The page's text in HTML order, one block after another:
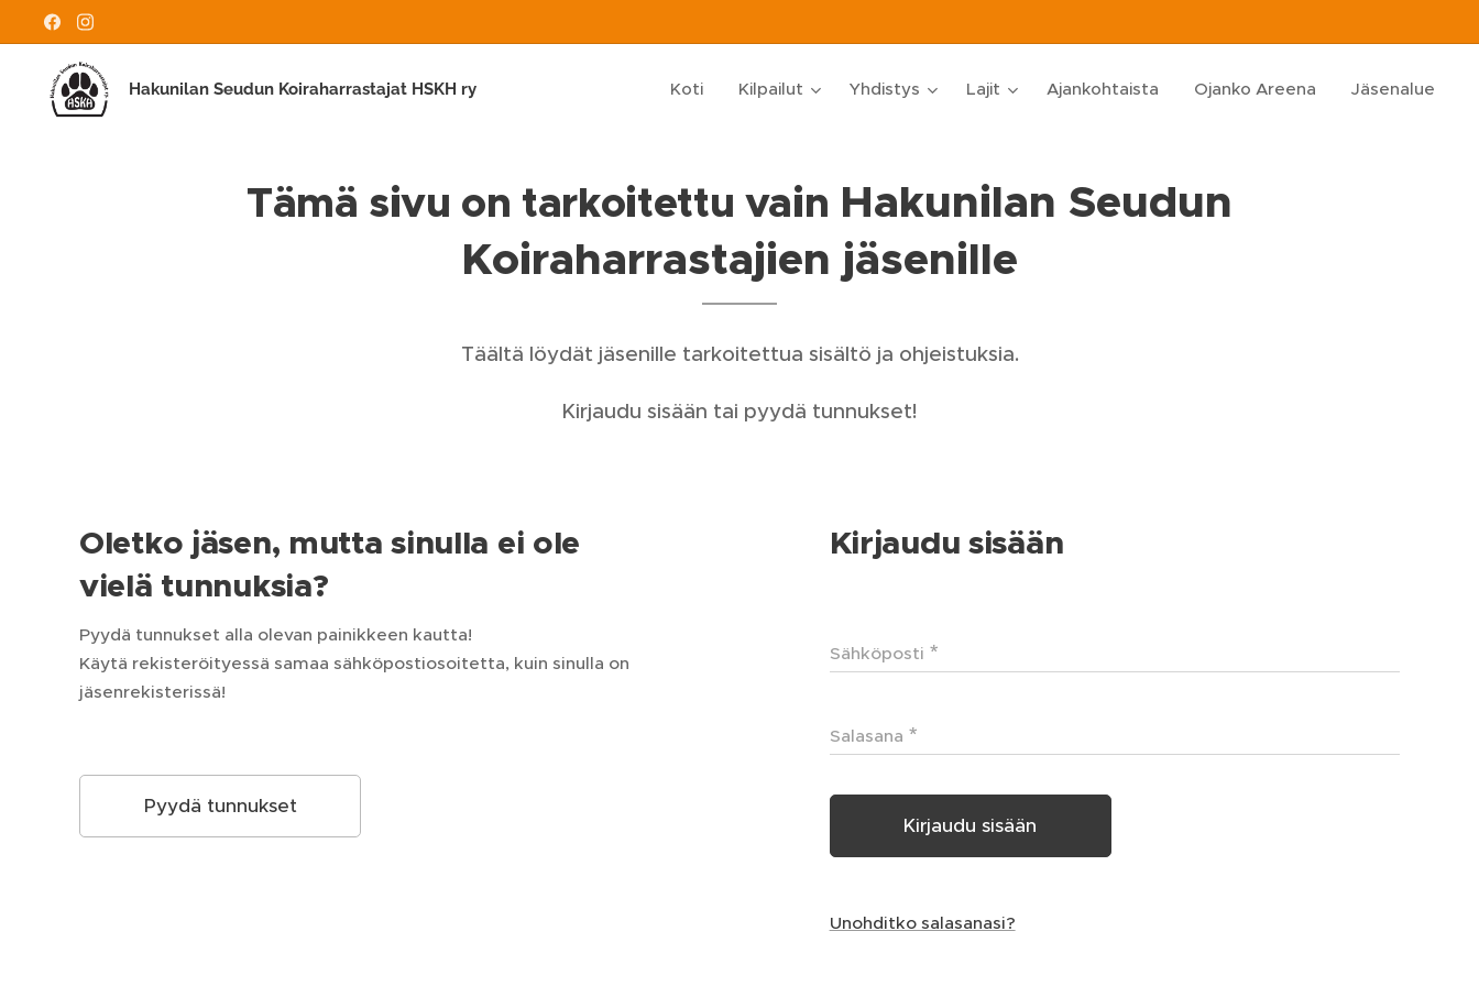
Hakunilan Seudun Koiraharrastajat HSKH ry Koti Kilpailut Yhdistys Lajit Ajankohtaista Ojanko Areena Jäsenalue
Tämä sivu on tarkoitettu vain Hakunilan Seudun
Koiraharrastajien jäsenille
Täältä löydät jäsenille tarkoitettua sisältö ja ohjeistuksia.
Kirjaudu sisään tai pyydä tunnukset!
Oletko jäsen, mutta sinulla ei ole
vielä tunnuksia?
Pyydä tunnukset alla olevan painikkeen kautta!
Käytä rekisteröityessä samaa sähköpostiosoitetta, kuin sinulla on
jäsenrekisterissä!
Pyydä tunnukset
Kirjaudu sisään
Sähköposti
Salasana
Kirjaudu sisään
Unohditko salasanasi?